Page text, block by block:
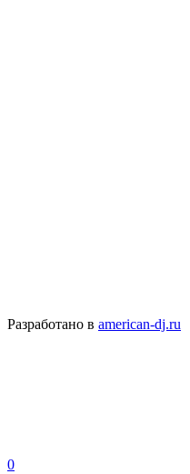
Разработано в american-dj.ru
0